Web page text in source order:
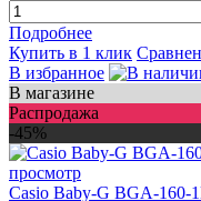
Подробнее
Купить в 1 клик
В избранное
В магазине
Распродажа
-45%
просмотр
Casio Baby-G BGA-160-